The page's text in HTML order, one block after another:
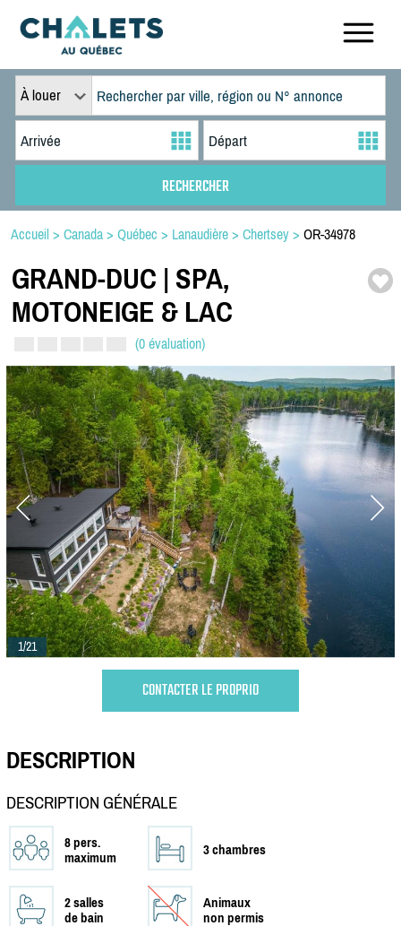
À louer
Accueil > Canada > Québec > Lanaudière > Chertsey > OR-34978
GRAND-DUC | SPA,
MOTONEIGE & LAC
(0 évaluation)
1/21
CONTACTER LE PROPRIO
DESCRIPTION
DESCRIPTION GÉNÉRALE
8 pers.
maximum
3 chambres
2 salles
de bain
Animaux
non permis